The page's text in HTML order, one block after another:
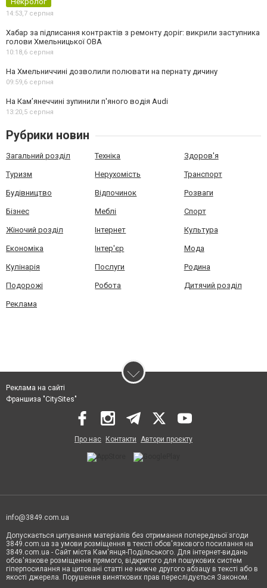
14:53,7 серпня
Хабар за підписання контрактів з ремонту доріг: викрили заступника
голови Хмельницької ОВА
10:18,6 серпня
На Хмельниччині дозволили полювати на пернату дичину
09:59,6 серпня
На Камʼянеччині зупинили п'яного водія Audi
13:20,5 серпня
Рубрики новин
Загальний розділ Техніка Здоров'я
Туризм Нерухомість Транспорт
Будівництво Відпочинок Розваги
Бізнес Меблі Спорт
Жіночий розділ Інтернет Культура
Економіка Інтер'єр Мода
Кулінарія Послуги Родина
Подорожі Робота Дитячий розділ
Реклама
Реклама на сайті
Франшиза "CitySites"
Про нас Контакти Автори проєкту
info@3849.com.ua
Допускається цитування матеріалів без отримання попередньої згоди
3849.com.ua за умови розміщення в тексті обов'язкового посилання на
3849.com.ua - Сайт міста Кам'янця-Подільського. Для інтернет-видань
обов'язкове розміщення прямого, відкритого для пошукових систем
гіперпосилання на цитовані статті не нижче другого абзацу в тексті або в
якості джерела. Порушення виняткових прав переслідується Законом.